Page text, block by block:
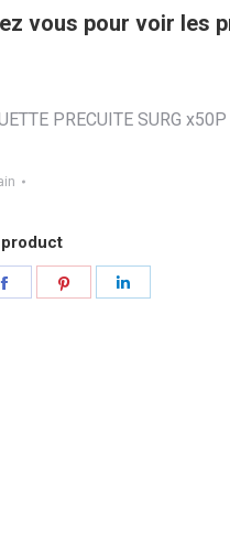
vous pour voir les
PRECUITE SURG x50P
Partager Partager